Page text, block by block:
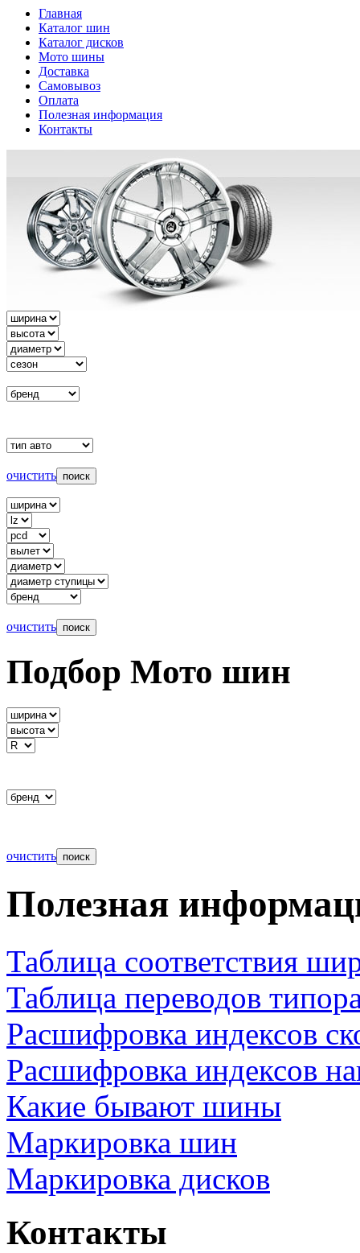
Главная
Каталог шин
Каталог дисков
Мото шины
Доставка
Самовывоз
Оплата
Полезная информация
Контакты
очистить
очистить
Подбор Мото шин
очистить
Полезная
Таблица соответствия
Таблица переводов
Расшифровка индексов
Расшифровка индексов
Какие бывают шины
Маркировка шин
Маркировка дисков
Контакты